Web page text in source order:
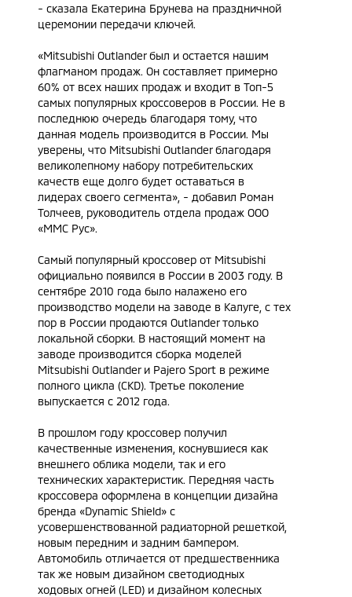
- сказала Екатерина Брунева на праздничной
церемонии передачи ключей.
«Mitsubishi Outlander был и остается нашим
флагманом продаж. Он составляет примерно
60% от всех наших продаж и входит в Топ-5
самых популярных кроссоверов в России. Не в
последнюю очередь благодаря тому, что
данная модель производится в России. Мы
уверены, что Mitsubishi Outlander благодаря
великолепному набору потребительских
качеств еще долго будет оставаться в
лидерах своего сегмента», - добавил Роман
Толчеев, руководитель отдела продаж ООО
«ММС Рус».
Самый популярный кроссовер от Mitsubishi
официально появился в России в 2003 году. В
сентябре 2010 года было налажено его
производство модели на заводе в Калуге, с тех
пор в России продаются Outlander только
локальной сборки. В настоящий момент на
заводе производится сборка моделей
Mitsubishi Outlander и Pajero Sport в режиме
полного цикла (CKD). Третье поколение
выпускается с 2012 года.
В прошлом году кроссовер получил
качественные изменения, коснувшиеся как
внешнего облика модели, так и его
технических характеристик. Передняя часть
кроссовера оформлена в концепции дизайна
бренда «Dynamic Shield» с
усовершенствованной радиаторной решеткой,
новым передним и задним бампером.
Автомобиль отличается от предшественника
так же новым дизайном светодиодных
ходовых огней (LED) и дизайном колесных